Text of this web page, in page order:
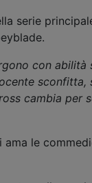
serie
con
cambia per
le